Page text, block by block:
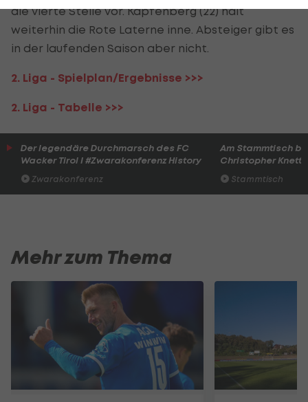
die vierte Stelle vor. Kapfenberg (22) hält
weiterhin die Rote Laterne inne. Absteiger gibt es
in der laufenden Saison aber nicht.
2. Liga - Spielplan/Ergebnisse >>>
2. Liga - Tabelle >>>
Der legendäre Durchmarsch des FC
Wacker Tirol I #Zwarakonferenz History
Zwarakonferenz
Am Stammtisch
Christopher Knett
Stammtisch
Mehr zum Thema